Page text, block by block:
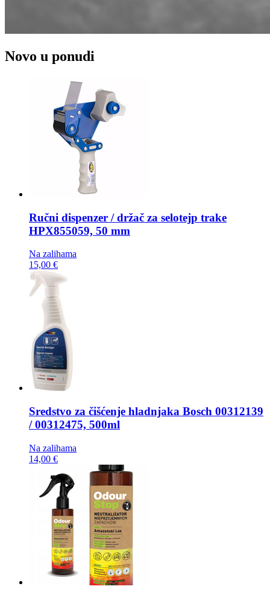
Novo u ponudi
Ručni dispenzer / držač za selotejp trake
HPX855059, 50 mm
Na zalihama
15,00 €
Sredstvo za čišćenje hladnjaka Bosch 00312139
/ 00312475, 500ml
Na zalihama
14,00 €